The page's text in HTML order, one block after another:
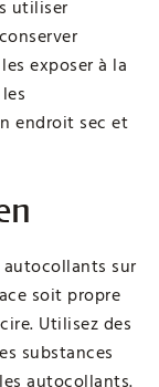
utiliser
exposer à la
endroit sec et
autocollants sur
soit propre
Utilisez des
substances
autocollants.